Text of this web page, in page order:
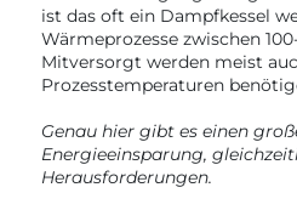
ist das oft ein Dampfkessel
Wärmeprozesse zwischen
Mitversorgt werden meist
Prozesstemperaturen
Genau hier gibt es einen
Energieeinsparung,
Herausforderungen.